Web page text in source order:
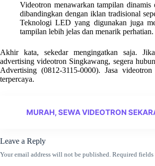
Videotron menawarkan tampilan dinamis
dibandingkan dengan iklan tradisional
Teknologi LED yang digunakan juga
tampilan lebih jelas dan menarik perhatian.
Akhir kata, sekedar mengingatkan saja.
advertising videotron Singkawang, segera
Advertising (0812-3115-0000). Jasa videotron
terpercaya.
MURAH, SEWA VIDEOTRON
Leave a Reply
Your email address will not be published. Required fields